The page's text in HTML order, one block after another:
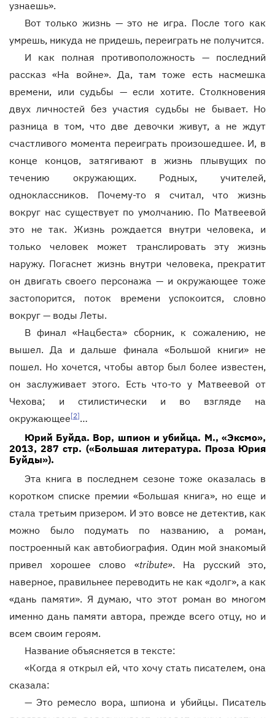
узнаешь».
Вот только жизнь — это не игра. После того как
умрешь, никуда не придешь, переиграть не получится.
И как полная противоположность — последний
рассказ «На войне». Да, там тоже есть насмешка
времени, или судьбы — если хотите. Столкновения
двух личностей без участия судьбы не бывает. Но
разница в том, что две девочки живут, а не ждут
счастливого момента переиграть произошедшее. И, в
конце концов, затягивают в жизнь плывущих по
течению окружающих. Родных, учителей,
одноклассников. Почему-то я считал, что жизнь
вокруг нас существует по умолчанию. По Матвеевой
это не так. Жизнь рождается внутри человека, и
только человек может транслировать эту жизнь
наружу. Погаснет жизнь внутри человека, прекратит
он двигать своего персонажа — и окружающее тоже
застопорится, поток времени успокоится, словно
вокруг — воды Леты.
В финал «Нацбеста» сборник, к сожалению, не
вышел. Да и дальше финала «Большой книги» не
пошел. Но хочется, чтобы автор был более известен,
он заслуживает этого. Есть что-то у Матвеевой от
Чехова; и стилистически и во взгляде на
окружающее[2]…
Юрий Буйда. Вор, шпион и убийца. М., «Эксмо»,
2013, 287 стр. («Большая литература. Проза Юрия
Буйды»).
Эта книга в последнем сезоне тоже оказалась в
коротком списке премии «Большая книга», но еще и
стала третьим призером. И это вовсе не детектив, как
можно было подумать по названию, а роман,
построенный как автобиография. Один мой знакомый
привел хорошее слово «tribute». На русский это,
наверное, правильнее переводить не как «долг», а как
«дань памяти». Я думаю, что этот роман во многом
именно дань памяти автора, прежде всего отцу, но и
всем своим героям.
Название объясняется в тексте:
«Когда я открыл ей, что хочу стать писателем, она
сказала:
— Это ремесло вора, шпиона и убийцы. Писатель